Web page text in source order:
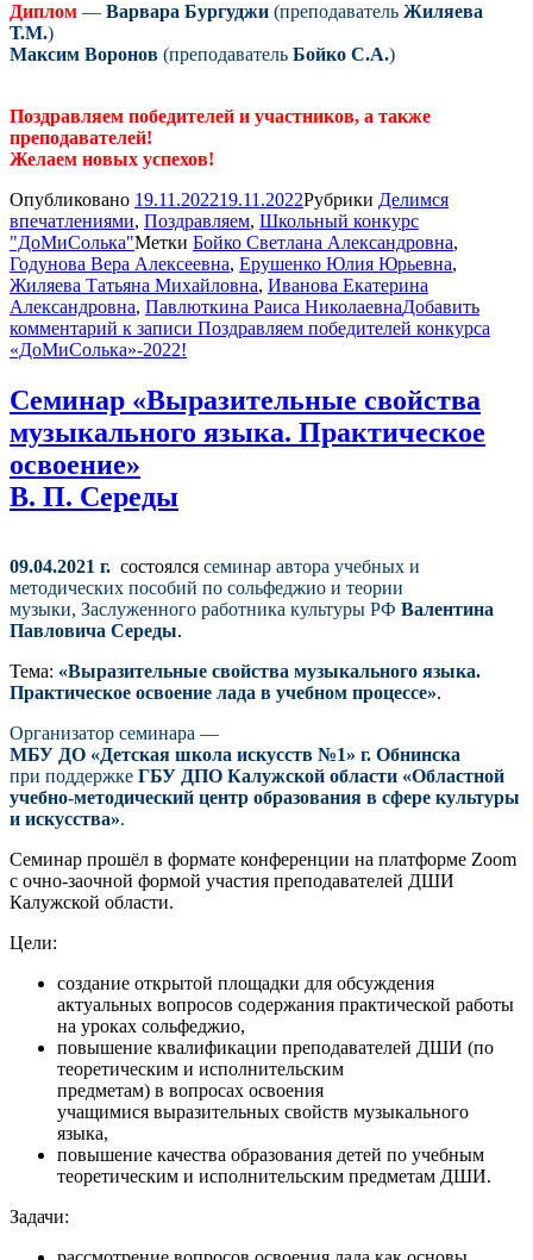
Диплом — Варвара Бургуджи (преподаватель Жиляева
Т.М.)
Максим Воронов (преподаватель Бойко С.А.)
Поздравляем победителей и участников, а также
преподавателей!
Желаем новых успехов!
Опубликовано 19.11.202219.11.2022Рубрики Делимся
впечатлениями, Поздравляем, Школьный конкурс
"ДоМиСолька"Метки Бойко Светлана Александровна,
Годунова Вера Алексеевна, Ерушенко Юлия Юрьевна,
Жиляева Татьяна Михайловна, Иванова Екатерина
Александровна, Павлюткина Раиса НиколаевнаДобавить
комментарий к записи Поздравляем победителей конкурса
«ДоМиСолька»-2022!
Семинар «Выразительные свойства
музыкального языка. Практическое
освоение»
В. П. Середы
09.04.2021 г. состоялся семинар автора учебных и
методических пособий по сольфеджио и теории
музыки, Заслуженного работника культуры РФ Валентина
Павловича Середы.
Тема: «Выразительные свойства музыкального языка.
Практическое освоение лада в учебном процессе».
Организатор семинара —
МБУ ДО «Детская школа искусств №1» г. Обнинска
при поддержке ГБУ ДПО Калужской области «Областной
учебно-методический центр образования в сфере культуры
и искусства».
Семинар прошёл в формате конференции на платформе Zoom
с очно-заочной формой участия преподавателей ДШИ
Калужской области.
Цели:
создание открытой площадки для обсуждения
актуальных вопросов содержания практической работы
на уроках сольфеджио,
повышение квалификации преподавателей ДШИ (по
теоретическим и исполнительским
предметам) в вопросах освоения
учащимися выразительных свойств музыкального
языка,
повышение качества образования детей по учебным
теоретическим и исполнительским предметам ДШИ.
Задачи: